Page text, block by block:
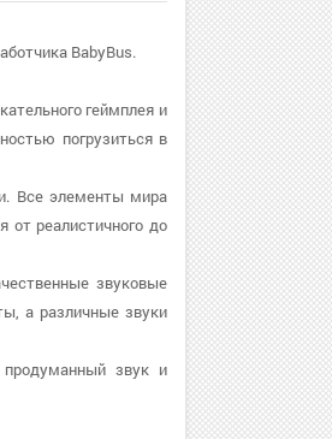
BabyBus.
геймплея и
погрузиться в
Все элементы мира
от реалистичного до
звуковые
а различные звуки
звук и